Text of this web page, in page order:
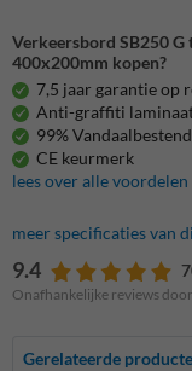
Verkeersbord SB250
400x200mm kopen?
7,5 jaar garantie op
Anti-graffiti
99%
CE keurmerk
lees over alle voordelen
meer specificaties van
9.4
Onafhankelijke reviews
Gerelateerde